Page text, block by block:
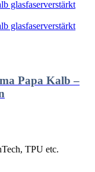
Papa Kalb –
TPU etc.